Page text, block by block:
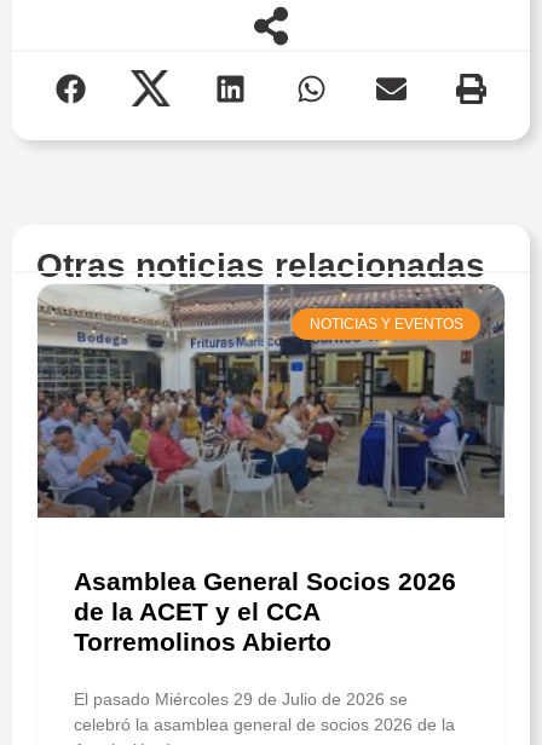
Otras noticias relacionadas
NOTICIAS Y EVENTOS
Asamblea General Socios 2026
de la ACET y el CCA
Torremolinos Abierto
El pasado Miércoles 29 de Julio de 2026 se
celebró la asamblea general de socios 2026 de la